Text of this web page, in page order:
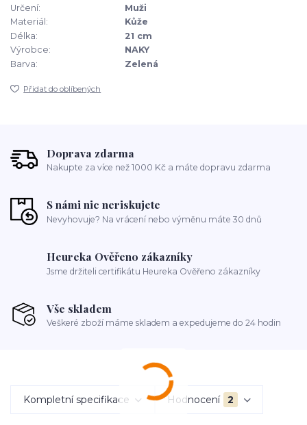
Určení:
Muži
Materiál:
Kůže
Délka:
21 cm
Výrobce:
NAKY
Barva:
Zelená
Přidat do oblíbených
Doprava zdarma
Nakupte za více než 1000 Kč a máte dopravu zdarma
S námi nic neriskujete
Nevyhovuje? Na vrácení nebo výměnu máte 30 dnů
Heureka Ověřeno zákazníky
Jsme držiteli certifikátu Heureka Ověřeno zákazníky
Vše skladem
Veškeré zboží máme skladem a expedujeme do 24 hodin
Kompletní specifikace Hodnocení 2